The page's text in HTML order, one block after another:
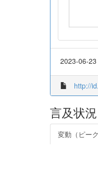
2023-06-
http://
言及状況
変動（ピーク